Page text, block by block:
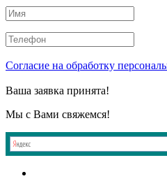
Согласие на обработку
Ваша заявка принята!
Мы с Вами свяжемся!